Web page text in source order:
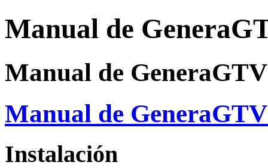
Manual de
Manual de
Manual de
Instalación